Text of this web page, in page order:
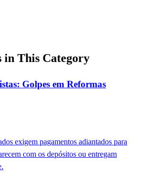
in This Category
Golpes em Reformas
exigem pagamentos adiantados para
com os depósitos ou entregam